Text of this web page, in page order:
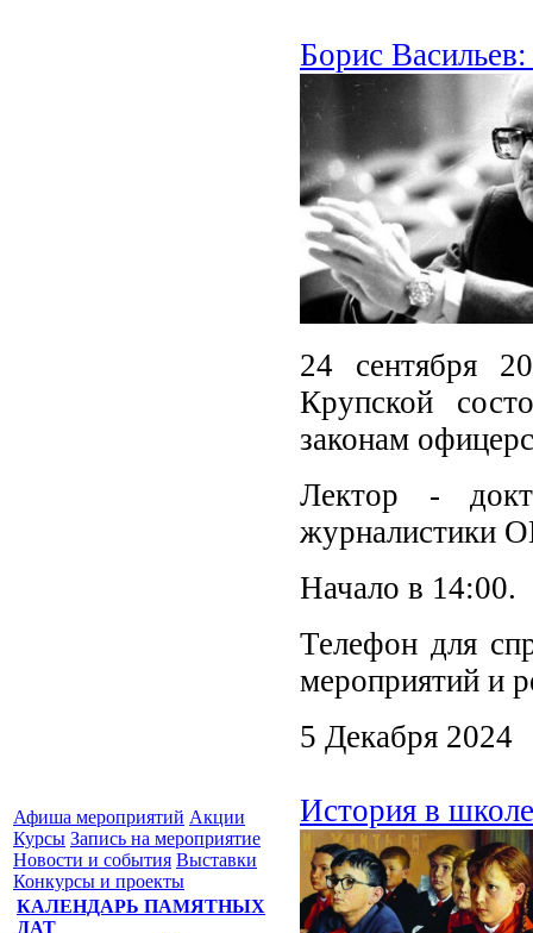
Афиша мероприятий Акции
Курсы Запись на мероприятие
Новости и события Выставки
Конкурсы и проекты
КАЛЕНДАРЬ ПАМЯТНЫХ
ДАТ
Борис
24 сентября
Крупской
законам
Лектор -
журналистики
Начало в 14:00.
Телефон для
мероприятий и
5 Декабря 2024
История в